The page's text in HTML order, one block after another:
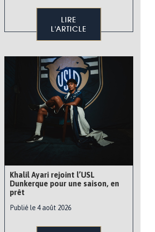
LIRE
L'ARTICLE
Khalil Ayari rejoint l’USL
Dunkerque pour une saison, en
prêt
Publié le 4 août 2026